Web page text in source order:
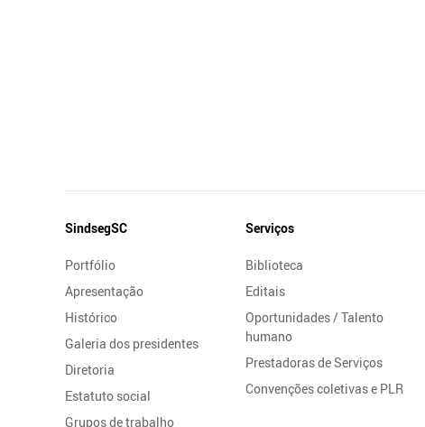
Mapa
Site
SindsegSC
Portfólio
Apresentação
Histórico
Galeria dos presidentes
Diretoria
Estatuto social
Grupos de trabalho
Serviços
Biblioteca
Editais
Oportunidades / Talento
humano
Prestadoras de Serviços
Convenções coletivas e PLR